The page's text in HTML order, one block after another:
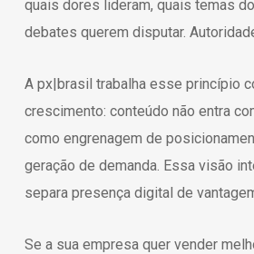
quais dores lideram, quais temas
debates querem disputar.
A px|brasil trabalha esse princípio
crescimento: conteúdo não entra
como engrenagem de
geração de demanda. Essa visão
separa presença digital de
Se a sua empresa quer vender